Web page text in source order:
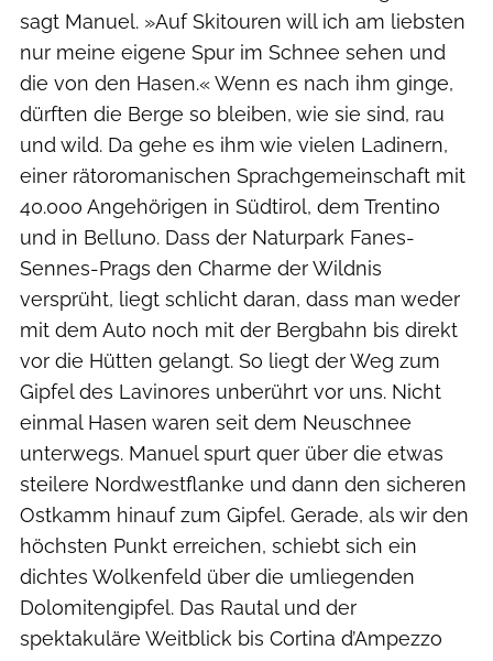
sagt Manuel. »Auf Skitouren will ich am liebsten
nur meine eigene Spur im Schnee sehen und
die von den Hasen.« Wenn es nach ihm ginge,
dürften die Berge so bleiben, wie sie sind, rau
und wild. Da gehe es ihm wie vielen Ladinern,
einer rätoromanischen Sprachgemeinschaft mit
40.000 Angehörigen in Südtirol, dem Trentino
und in Belluno. Dass der Naturpark Fanes-
Sennes-Prags den Charme der Wildnis
versprüht, liegt schlicht daran, dass man weder
mit dem Auto noch mit der Bergbahn bis direkt
vor die Hütten gelangt. So liegt der Weg zum
Gipfel des Lavinores unberührt vor uns. Nicht
einmal Hasen waren seit dem Neuschnee
unterwegs. Manuel spurt quer über die etwas
steilere Nordwestflanke und dann den sicheren
Ostkamm hinauf zum Gipfel. Gerade, als wir den
höchsten Punkt erreichen, schiebt sich ein
dichtes Wolkenfeld über die umliegenden
Dolomitengipfel. Das Rautal und der
spektakuläre Weitblick bis Cortina d’Ampezzo